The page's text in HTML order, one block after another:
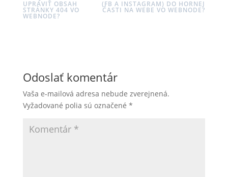
UPRAVIŤ OBSAH
STRÁNKY 404 VO
WEBNODE?
(FB A INSTAGRAM) DO HORNEJ
ČASTI NA WEBE VO WEBNODE?
Odoslať komentár
Vaša e-mailová adresa nebude zverejnená.
Vyžadované polia sú označené *